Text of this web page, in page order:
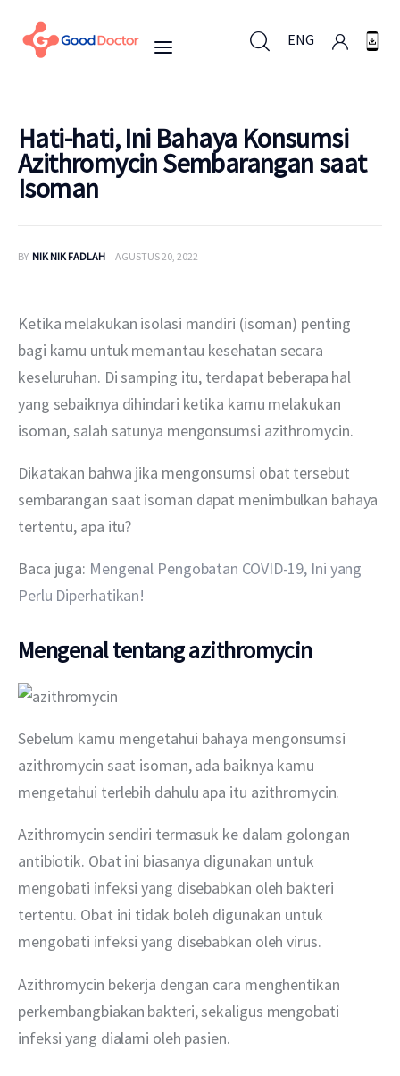
ENG
Untuk Bisnis
Layanan
Hati-hati, Ini Bahaya Konsumsi
Azithromycin Sembarangan saat
Isoman
BY NIK NIK FADLAH AGUSTUS 20, 2022
Ketika melakukan isolasi mandiri (isoman) penting
bagi kamu untuk memantau kesehatan secara
keseluruhan. Di samping itu, terdapat beberapa hal
yang sebaiknya dihindari ketika kamu melakukan
isoman, salah satunya mengonsumsi azithromycin.
Dikatakan bahwa jika mengonsumsi obat tersebut
sembarangan saat isoman dapat menimbulkan bahaya
tertentu, apa itu?
Baca juga: Mengenal Pengobatan COVID-19, Ini yang
Perlu Diperhatikan!
Mengenal tentang azithromycin
Sebelum kamu mengetahui bahaya mengonsumsi
azithromycin saat isoman, ada baiknya kamu
mengetahui terlebih dahulu apa itu azithromycin.
Azithromycin sendiri termasuk ke dalam golongan
antibiotik. Obat ini biasanya digunakan untuk
mengobati infeksi yang disebabkan oleh bakteri
tertentu. Obat ini tidak boleh digunakan untuk
mengobati infeksi yang disebabkan oleh virus.
Azithromycin bekerja dengan cara menghentikan
perkembangbiakan bakteri, sekaligus mengobati
infeksi yang dialami oleh pasien.